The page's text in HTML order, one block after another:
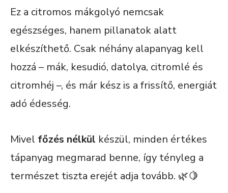
Ez a citromos mákgolyó nemcsak
egészséges, hanem pillanatok alatt
elkészíthető. Csak néhány alapanyag kell
hozzá – mák, kesudió, datolya, citromlé és
citromhéj –, és már kész is a frissítő, energiát
adó édesség.
Mivel főzés nélkül készül, minden értékes
tápanyag megmarad benne, így tényleg a
természet tiszta erejét adja tovább. 🌿🍋